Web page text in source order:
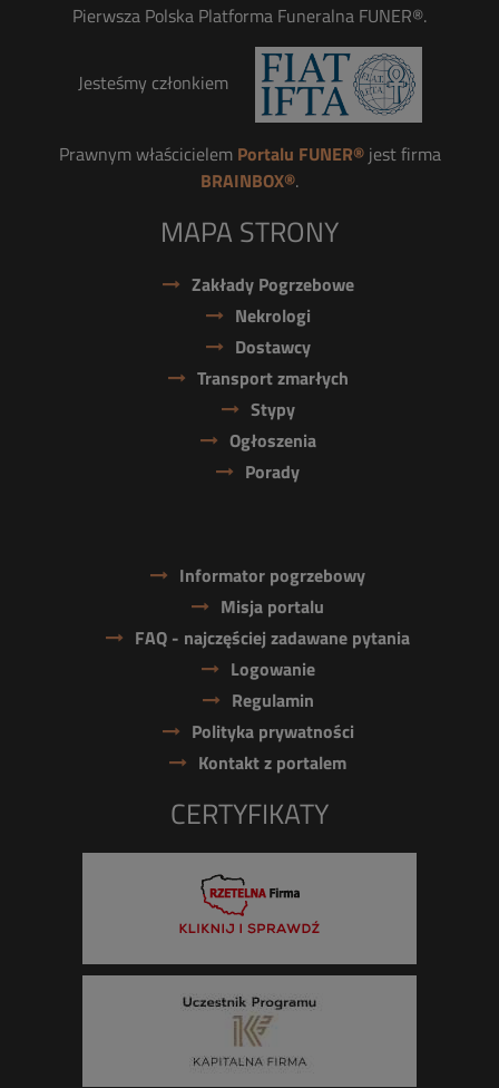
Pierwsza Polska Platforma Funeralna FUNER®.
Jesteśmy członkiem
Prawnym właścicielem Portalu FUNER®jest firma
BRAINBOX®.
MAPA STRONY
Zakłady Pogrzebowe
Nekrologi
Dostawcy
Transport zmarłych
Stypy
Ogłoszenia
Porady
Informator pogrzebowy
Misja portalu
FAQ - najczęściej zadawane pytania
Logowanie
Regulamin
Polityka prywatności
Kontakt z portalem
CERTYFIKATY